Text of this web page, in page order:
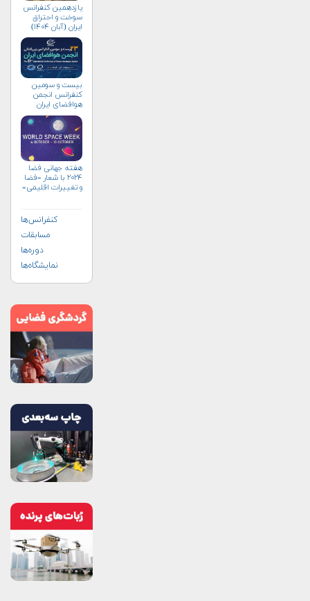
یازدهمین کنفرانس
سوخت و احتراق
ایران (آبان‌ ۱۴۰۴)
بیست و سومین
کنفرانس انجمن
هوافضای ايران
هفته جهانی فضا
۲۰۲۴ با شعار «فضا
و تغییرات اقلیمی»
کنفرانس‌ها
مسابقات
دوره‌ها
نمایشگاه‌ها